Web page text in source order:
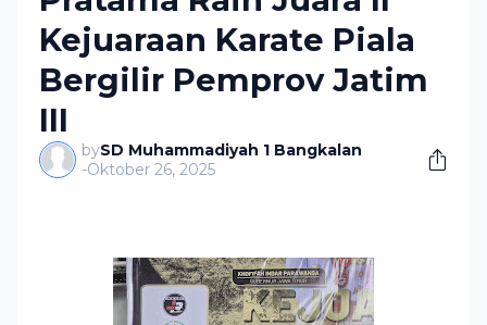
Kejuaraan Karate Piala
Bergilir Pemprov Jatim
III
bySD Muhammadiyah 1 Bangkalan
-Oktober 26, 2025